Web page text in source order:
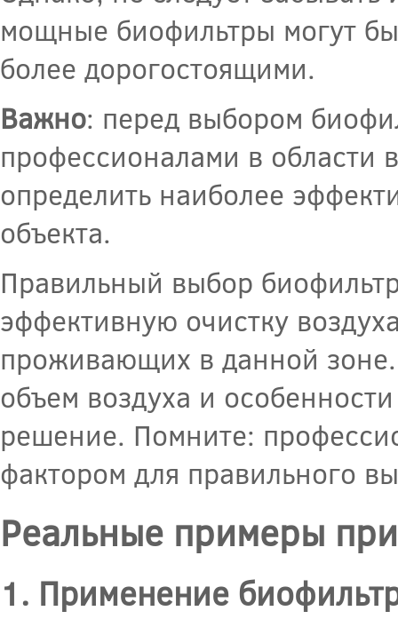
мощные биофильтры могут
более дорогостоящими.
Важно: перед выбором
профессионалами в области
определить наиболее
объекта.
Правильный выбор
эффективную очистку
проживающих в данной
объем воздуха и
решение. Помните:
фактором для правильного
Реальные примеры
1. Применение